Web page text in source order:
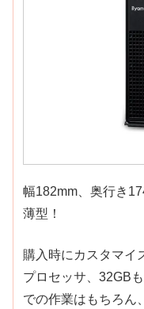
幅182mm、奥行き
薄型！
購入時にカスタマイ
プロセッサ、32GB
での作業はもちろん